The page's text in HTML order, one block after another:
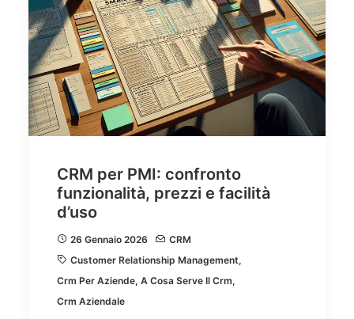
CRM per PMI: confronto
funzionalità, prezzi e facilità
d’uso
26 Gennaio 2026
CRM
Customer Relationship Management,
Crm Per Aziende, A Cosa Serve Il Crm,
Crm Aziendale